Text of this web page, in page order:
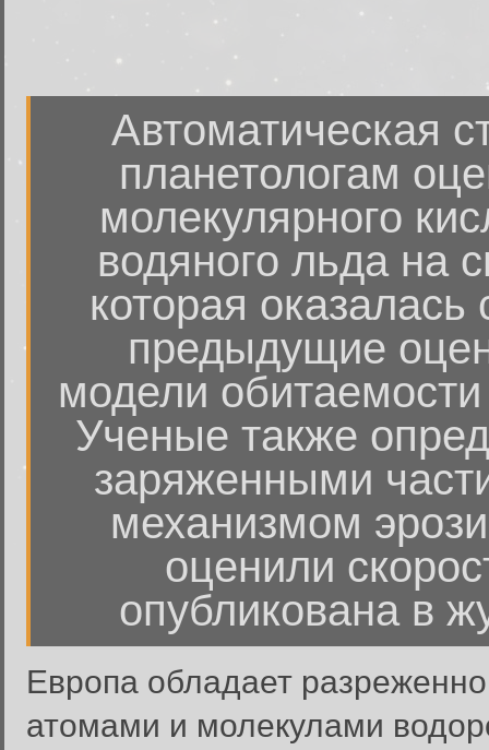
Автоматическая
планетологам
молекулярного
водяного льда на
которая
предыдущие
модели
Ученые также
заряженными
механизмом
оценили
опубликована в
Европа обладает
атомами и молекулами